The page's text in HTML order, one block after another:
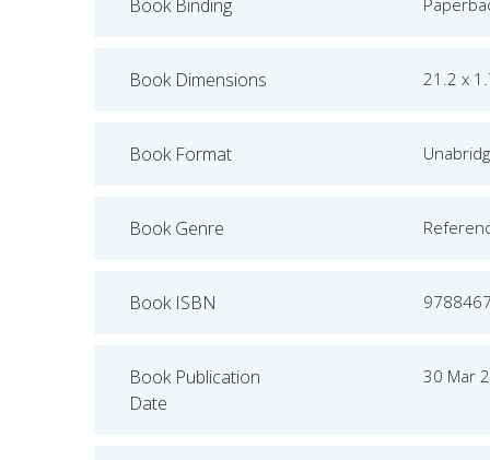
Book Binding
Book Dimensions 21.2 x
Book Format
Book Genre
Book ISBN
Book Publication
Date
30 Mar